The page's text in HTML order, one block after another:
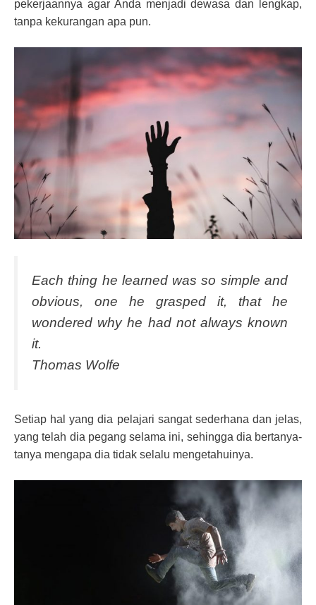
pekerjaannya agar Anda menjadi dewasa dan lengkap,
tanpa kekurangan apa pun.
Each thing he learned was so simple and
obvious, one he grasped it, that he
wondered why he had not always known
it.
Thomas Wolfe
Setiap hal yang dia pelajari sangat sederhana dan jelas,
yang telah dia pegang selama ini, sehingga dia bertanya-
tanya mengapa dia tidak selalu mengetahuinya.